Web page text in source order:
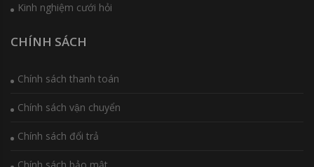
Kinh nghiệm cưới hỏi
CHÍNH SÁCH
Chính sách thanh toán
Chính sách vận chuyển
Chính sách đổi trả